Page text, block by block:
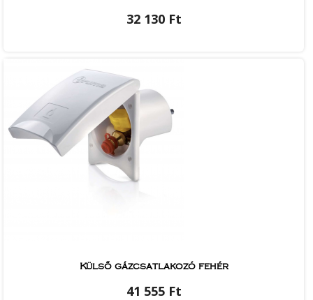
32 130 Ft
Külső gázcsatlakozó fehér
41 555 Ft